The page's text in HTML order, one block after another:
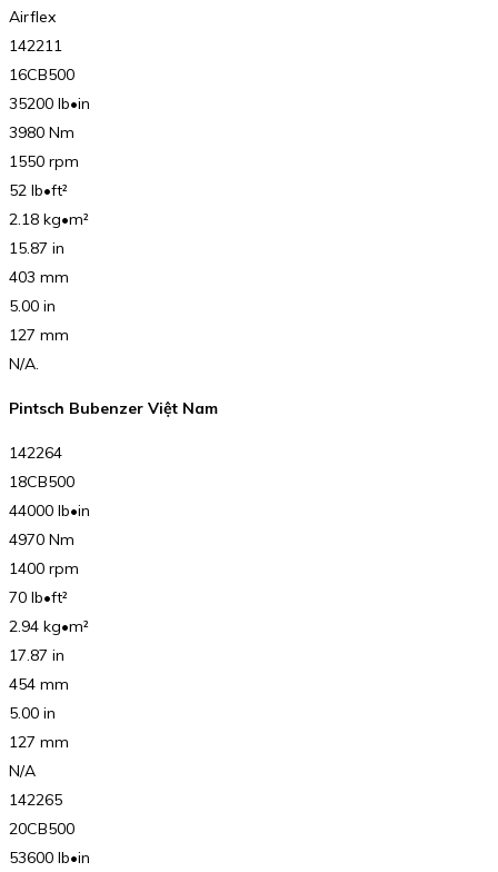
Airflex
142211
16CB500
35200 lb•in
3980 Nm
1550 rpm
52 lb•ft²
2.18 kg•m²
15.87 in
403 mm
5.00 in
127 mm
N/A.
Pintsch Bubenzer Việt Nam
142264
18CB500
44000 lb•in
4970 Nm
1400 rpm
70 lb•ft²
2.94 kg•m²
17.87 in
454 mm
5.00 in
127 mm
N/A
142265
20CB500
53600 lb•in